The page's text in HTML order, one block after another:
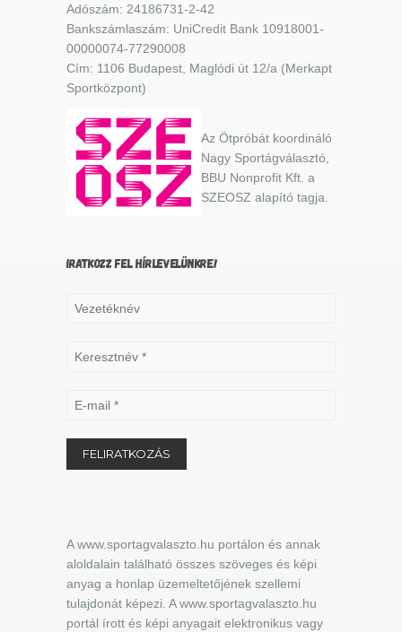
Adószám: 24186731-2-42
Bankszámlaszám: UniCredit Bank 10918001-
00000074-77290008
Cím: 1106 Budapest, Maglódi út 12/a (Merkapt
Sportközpont)
Az Ötpróbát koordináló
Nagy Sportágválasztó,
BBU Nonprofit Kft. a
SZEOSZ alapító tagja.
IRATKOZZ FEL HÍRLEVELÜNKRE!
A www.sportagvalaszto.hu portálon és annak
aloldalain található összes szöveges és képi
anyag a honlap üzemeltetőjének szellemi
tulajdonát képezi. A www.sportagvalaszto.hu
portál írott és képi anyagait elektronikus vagy